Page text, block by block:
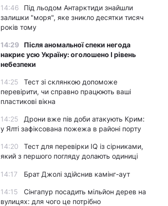
14:46
Під льодом Антарктиди знайшли
залишки "моря", яке зникло десятки тисяч
років тому
14:29
Після аномальної спеки негода
накриє усю Україну: оголошено І рівень
небезпеки
14:25
Тест зі склянкою допоможе
перевірити, чи справно працюють ваші
пластикові вікна
14:25
Дрони вже пів доби атакують Крим:
у Ялті зафіксована пожежа в районі порту
14:20
Тест для перевірки IQ із сірниками,
який з першого погляду долають одиниці
14:17 Брат Джолі здійснив камінг-аут
14:15
Сінгапур посадить мільйон дерев на
вулицях: для чого це потрібно